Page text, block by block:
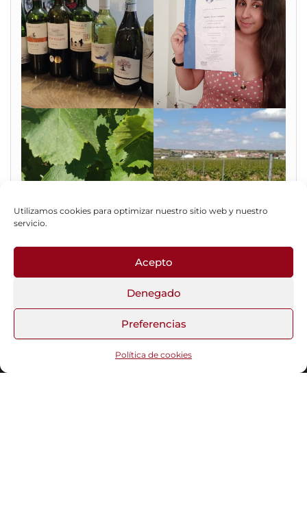
Utilizamos cookies para optimizar nuestro sitio web y nuestro
servicio.
Acepto
Denegado
Preferencias
Política de cookies
Fotos del Blog
Funciona gracias aWordPress |Tema:Head Blog